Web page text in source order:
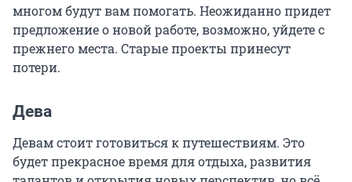
многом будут вам помогать. Неожиданно придет
предложение о новой работе, возможно, уйдете с
прежнего места. Старые проекты принесут
потери.
Дева
Девам стоит готовиться к путешествиям. Это
будет прекрасное время для отдыха, развития